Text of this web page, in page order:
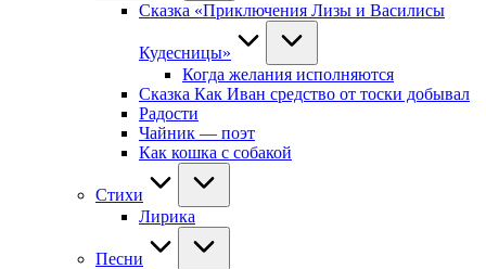
Сказка «Приключения Лизы и Василисы
Кудесницы»
Когда желания исполняются
Сказка Как Иван средство от тоски добывал
Радости
Чайник — поэт
Как кошка с собакой
Стихи
Лирика
Песни